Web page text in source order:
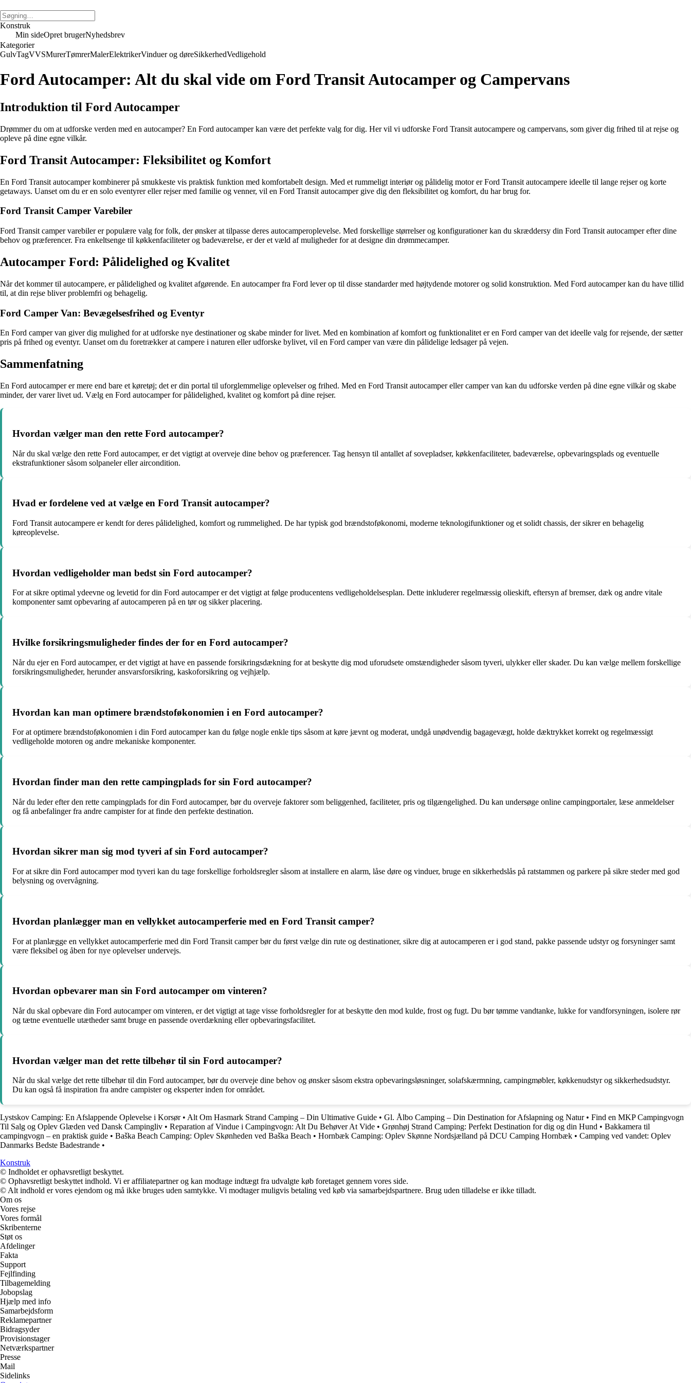
Konstruk
Min sideOpret brugerNyhedsbrev
Kategorier
GulvTagVVSMurerTømrerMalerElektrikerVinduer og døreSikkerhedVedligehold
Ford Autocamper: Alt du skal vide om Ford Transit Autocamper og Campervans
Introduktion til Ford Autocamper
Drømmer du om at udforske verden med en autocamper? En Ford autocamper kan være det perfekte valg for dig. Her vil vi udforske Ford Transit autocampere og campervans, som giver dig frihed til at rejse og
opleve på dine egne vilkår.
Ford Transit Autocamper: Fleksibilitet og Komfort
En Ford Transit autocamper kombinerer på smukkeste vis praktisk funktion med komfortabelt design. Med et rummeligt interiør og pålidelig motor er Ford Transit autocampere ideelle til lange rejser og korte
getaways. Uanset om du er en solo eventyrer eller rejser med familie og venner, vil en Ford Transit autocamper give dig den fleksibilitet og komfort, du har brug for.
Ford Transit Camper Varebiler
Ford Transit camper varebiler er populære valg for folk, der ønsker at tilpasse deres autocamperoplevelse. Med forskellige størrelser og konfigurationer kan du skræddersy din Ford Transit autocamper efter dine
behov og præferencer. Fra enkeltsenge til køkkenfaciliteter og badeværelse, er der et væld af muligheder for at designe din drømmecamper.
Autocamper Ford: Pålidelighed og Kvalitet
Når det kommer til autocampere, er pålidelighed og kvalitet afgørende. En autocamper fra Ford lever op til disse standarder med højtydende motorer og solid konstruktion. Med Ford autocamper kan du have tillid
til, at din rejse bliver problemfri og behagelig.
Ford Camper Van: Bevægelsesfrihed og Eventyr
En Ford camper van giver dig mulighed for at udforske nye destinationer og skabe minder for livet. Med en kombination af komfort og funktionalitet er en Ford camper van det ideelle valg for rejsende, der sætter
pris på frihed og eventyr. Uanset om du foretrækker at campere i naturen eller udforske bylivet, vil en Ford camper van være din pålidelige ledsager på vejen.
Sammenfatning
En Ford autocamper er mere end bare et køretøj; det er din portal til uforglemmelige oplevelser og frihed. Med en Ford Transit autocamper eller camper van kan du udforske verden på dine egne vilkår og skabe
minder, der varer livet ud. Vælg en Ford autocamper for pålidelighed, kvalitet og komfort på dine rejser.
Hvordan vælger man den rette Ford autocamper?
Når du skal vælge den rette Ford autocamper, er det vigtigt at overveje dine behov og præferencer. Tag hensyn til antallet af sovepladser, køkkenfaciliteter, badeværelse, opbevaringsplads og eventuelle
ekstrafunktioner såsom solpaneler eller aircondition.
Hvad er fordelene ved at vælge en Ford Transit autocamper?
Ford Transit autocampere er kendt for deres pålidelighed, komfort og rummelighed. De har typisk god brændstoføkonomi, moderne teknologifunktioner og et solidt chassis, der sikrer en behagelig
køreoplevelse.
Hvordan vedligeholder man bedst sin Ford autocamper?
For at sikre optimal ydeevne og levetid for din Ford autocamper er det vigtigt at følge producentens vedligeholdelsesplan. Dette inkluderer regelmæssig olieskift, eftersyn af bremser, dæk og andre vitale
komponenter samt opbevaring af autocamperen på en tør og sikker placering.
Hvilke forsikringsmuligheder findes der for en Ford autocamper?
Når du ejer en Ford autocamper, er det vigtigt at have en passende forsikringsdækning for at beskytte dig mod uforudsete omstændigheder såsom tyveri, ulykker eller skader. Du kan vælge mellem forskellige
forsikringsmuligheder, herunder ansvarsforsikring, kaskoforsikring og vejhjælp.
Hvordan kan man optimere brændstoføkonomien i en Ford autocamper?
For at optimere brændstoføkonomien i din Ford autocamper kan du følge nogle enkle tips såsom at køre jævnt og moderat, undgå unødvendig bagagevægt, holde dæktrykket korrekt og regelmæssigt
vedligeholde motoren og andre mekaniske komponenter.
Hvordan finder man den rette campingplads for sin Ford autocamper?
Når du leder efter den rette campingplads for din Ford autocamper, bør du overveje faktorer som beliggenhed, faciliteter, pris og tilgængelighed. Du kan undersøge online campingportaler, læse anmeldelser
og få anbefalinger fra andre campister for at finde den perfekte destination.
Hvordan sikrer man sig mod tyveri af sin Ford autocamper?
For at sikre din Ford autocamper mod tyveri kan du tage forskellige forholdsregler såsom at installere en alarm, låse døre og vinduer, bruge en sikkerhedslås på ratstammen og parkere på sikre steder med god
belysning og overvågning.
Hvordan planlægger man en vellykket autocamperferie med en Ford Transit camper?
For at planlægge en vellykket autocamperferie med din Ford Transit camper bør du først vælge din rute og destinationer, sikre dig at autocamperen er i god stand, pakke passende udstyr og forsyninger samt
være fleksibel og åben for nye oplevelser undervejs.
Hvordan opbevarer man sin Ford autocamper om vinteren?
Når du skal opbevare din Ford autocamper om vinteren, er det vigtigt at tage visse forholdsregler for at beskytte den mod kulde, frost og fugt. Du bør tømme vandtanke, lukke for vandforsyningen, isolere rør
og tætne eventuelle utætheder samt bruge en passende overdækning eller opbevaringsfacilitet.
Hvordan vælger man det rette tilbehør til sin Ford autocamper?
Når du skal vælge det rette tilbehør til din Ford autocamper, bør du overveje dine behov og ønsker såsom ekstra opbevaringsløsninger, solafskærmning, campingmøbler, køkkenudstyr og sikkerhedsudstyr.
Du kan også få inspiration fra andre campister og eksperter inden for området.
Lystskov Camping: En Afslappende Oplevelse i Korsør• Alt Om Hasmark Strand Camping – Din Ultimative Guide • Gl. Ålbo Camping – Din Destination for Afslapning og Natur• Find en MKP Campingvogn
Til Salg og Oplev Glæden ved Dansk Campingliv • Reparation af Vindue i Campingvogn: Alt Du Behøver At Vide • Grønhøj Strand Camping: Perfekt Destination for dig og din Hund • Bakkamera til
campingvogn – en praktisk guide • Baška Beach Camping: Oplev Skønheden ved Baška Beach • Hornbæk Camping: Oplev Skønne Nordsjælland på DCU Camping Hornbæk • Camping ved vandet: Oplev
Danmarks Bedste Badestrande •
Konstruk
© Indholdet er ophavsretligt beskyttet.
© Ophavsretligt beskyttet indhold. Vi er affiliatepartner og kan modtage indtægt fra udvalgte køb foretaget gennem vores side.
© Alt indhold er vores ejendom og må ikke bruges uden samtykke. Vi modtager muligvis betaling ved køb via samarbejdspartnere. Brug uden tilladelse er ikke tilladt.
Om os
Vores rejse
Vores formål
Skribenterne
Støt os
Afdelinger
Fakta
Support
Fejlfinding
Tilbagemelding
Jobopslag
Hjælp med info
Samarbejdsform
Reklamepartner
Bidragsyder
Provisionstager
Netværkspartner
Presse
Mail
Sidelinks